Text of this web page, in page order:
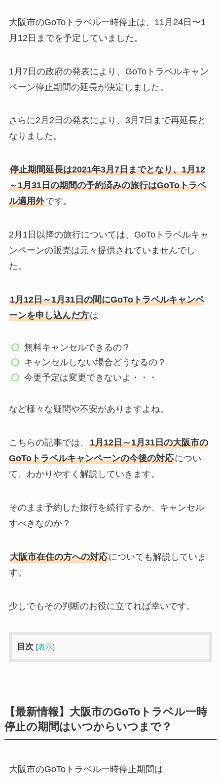
大阪市のGoToトラベル一時停止は、11月24日〜1
月12日までを予定していました。
1月7日の政府の発表により、GoToトラベルキャン
ペーン停止期間の延長が決定しました。
さらに2月2日の発表により、3月7日まで再延長と
なりました。
停止期間延長は2021年3月7日までとなり、1月12
～1月31日の期間の予約済みの旅行はGoToトラベ
ル適用外です。
2月1日以降の旅行については、GoToトラベルキャ
ンペーンの販売は元々提供されていませんでし
た。
1月12日～1月31日の間にGoToトラベルキャンペ
ーンを申し込んだ方は
無料キャンセルできるの？
キャンセルしない場合どうなるの？
今更予定は変更できないよ・・・
など様々な疑問や不安がありますよね。
こちらの記事では、 1月12日～1月31日の大阪市の
GoToトラベルキャンペーンの今後の対応につい
て、わかりやすく解説していきます。
そのまま予約した旅行を続行するか、キャンセル
すべきなのか？
大阪市在住の方への対応についても解説していま
す。
少しでもその判断のお役に立てれば幸いです。
目次 [表示]
【最新情報】大阪市のGoToトラベル一時
停止の期間はいつからいつまで？
大阪市のGoToトラベル一時停止期間は